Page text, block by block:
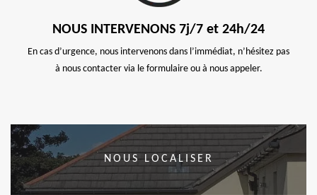
NOUS INTERVENONS 7j/7 et 24h/24
En cas d’urgence, nous intervenons dans l’immédiat, n’hésitez pas
à nous contacter via le formulaire ou à nous appeler.
NOUS LOCALISER